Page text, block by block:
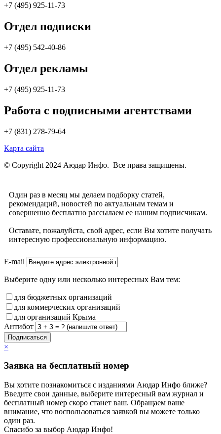
+7 (495) 925-11-73
Отдел подписки
+7 (495) 542-40-86
Отдел рекламы
+7 (495) 925-11-73
Работа с подписными агентствами
+7 (831) 278-79-64
Карта сайта
© Copyright 2024 Аюдар Инфо. Все права защищены.
Один раз в месяц мы делаем подборку статей,
рекомендаций, новостей по актуальным темам и
совершенно бесплатно рассылаем ее нашим подписчикам.
Оставьте, пожалуйста, свой адрес, если Вы хотите получать
интересную профессиональную информацию.
E-mail
Выберите одну или несколько интересных Вам тем:
для бюджетных организаций
для коммерческих организаций
для организаций Крыма
Антибот
Подписаться
×
Заявка на бесплатный номер
Вы хотите познакомиться с изданиями Аюдар Инфо ближе?
Введите свои данные, выберите интересный вам журнал и
бесплатный номер скоро станет ваш. Обращаем ваше
внимание, что воспользоваться заявкой вы можете только
один раз.
Спасибо за выбор Аюдар Инфо!